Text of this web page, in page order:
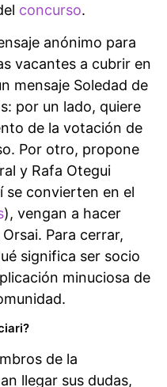
concurso.
anónimo para
vacantes a cubrir en
mensaje Soledad de
por un lado, quiere
de la votación de
Por otro, propone
y Rafa Otegui
se convierten en el
), vengan a hacer
Para cerrar,
significa ser socio
minuciosa de
de la
llegar sus dudas,